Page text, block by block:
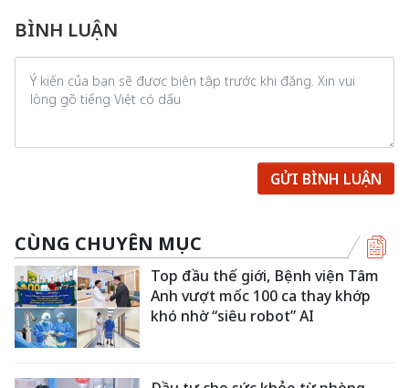
BÌNH LUẬN
GỬI BÌNH LUẬN
CÙNG CHUYÊN MỤC
Top đầu thế giới, Bệnh viện Tâm
Anh vượt mốc 100 ca thay khớp
khó nhờ “siêu robot” AI